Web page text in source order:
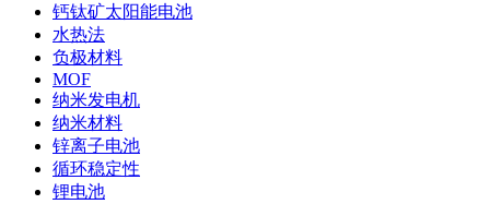
钙钛矿太阳能电池
水热法
负极材料
MOF
纳米发电机
纳米材料
锌离子电池
循环稳定性
锂电池